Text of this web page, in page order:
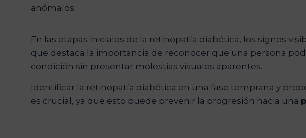
anómalos.
En las etapas iniciales de la retinopatía diabética, los signos
que destaca la importancia de reconocer que una persona
condición sin presentar molestias visuales aparentes.
Identificar la retinopatía diabética en una fase temprana y
es crucial, ya que esto puede prevenir la progresión hacia una